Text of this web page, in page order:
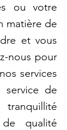
ou votre
matière de
et vous
nous pour
services
de
qualité